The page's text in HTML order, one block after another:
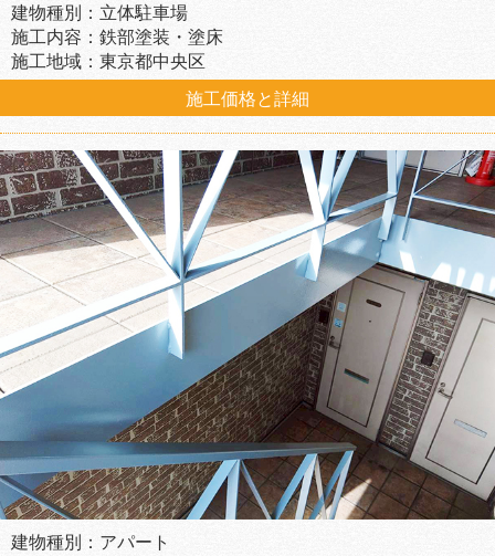
建物種別：立体駐車場
施工内容：鉄部塗装・塗床
施工地域：東京都中央区
施工価格と詳細
建物種別：アパート